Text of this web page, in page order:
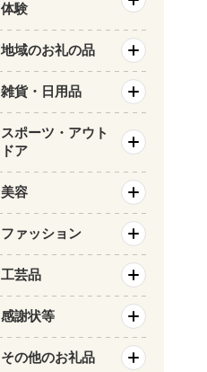
体験
地域のお礼の品
雑貨・日用品
スポーツ・アウト
ドア
美容
ファッション
工芸品
感謝状等
その他のお礼品